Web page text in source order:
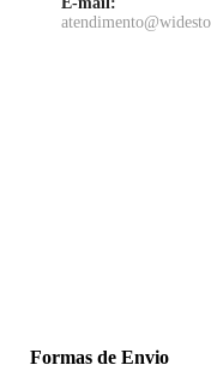
Formas de Envio